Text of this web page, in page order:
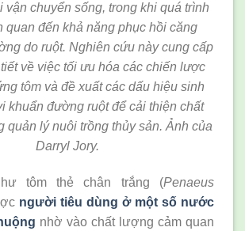
vận chuyển sống, trong khi quá trình
quan đến khả năng phục hồi căng
do ruột. Nghiên cứu này cung cấp
về việc tối ưu hóa các chiến lược
tôm và đề xuất các dấu hiệu sinh
khuẩn đường ruột để cải thiện chất
quản lý nuôi trồng thủy sản. Ảnh của
Darryl Jory.
tôm thẻ chân trắng (Penaeus
người tiêu dùng ở một số nước
nhờ vào chất lượng cảm quan